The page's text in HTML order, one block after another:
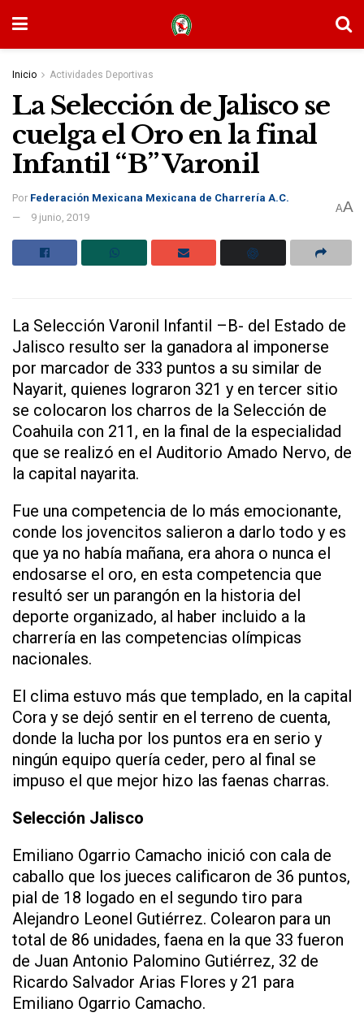
Inicio Actividades Deportivas
La Selección de Jalisco se
cuelga el Oro en la final
Infantil “B” Varonil
Por Federación Mexicana Mexicana de Charrería A.C.
9 junio, 2019
AA
La Selección Varonil Infantil –B- del Estado de
Jalisco resulto ser la ganadora al imponerse
por marcador de 333 puntos a su similar de
Nayarit, quienes lograron 321 y en tercer sitio
se colocaron los charros de la Selección de
Coahuila con 211, en la final de la especialidad
que se realizó en el Auditorio Amado Nervo, de
la capital nayarita.
Fue una competencia de lo más emocionante,
conde los jovencitos salieron a darlo todo y es
que ya no había mañana, era ahora o nunca el
endosarse el oro, en esta competencia que
resultó ser un parangón en la historia del
deporte organizado, al haber incluido a la
charrería en las competencias olímpicas
nacionales.
El clima estuvo más que templado, en la capital
Cora y se dejó sentir en el terreno de cuenta,
donde la lucha por los puntos era en serio y
ningún equipo quería ceder, pero al final se
impuso el que mejor hizo las faenas charras.
Selección Jalisco
Emiliano Ogarrio Camacho inició con cala de
caballo que los jueces calificaron de 36 puntos,
pial de 18 logado en el segundo tiro para
Alejandro Leonel Gutiérrez. Colearon para un
total de 86 unidades, faena en la que 33 fueron
de Juan Antonio Palomino Gutiérrez, 32 de
Ricardo Salvador Arias Flores y 21 para
Emiliano Ogarrio Camacho.